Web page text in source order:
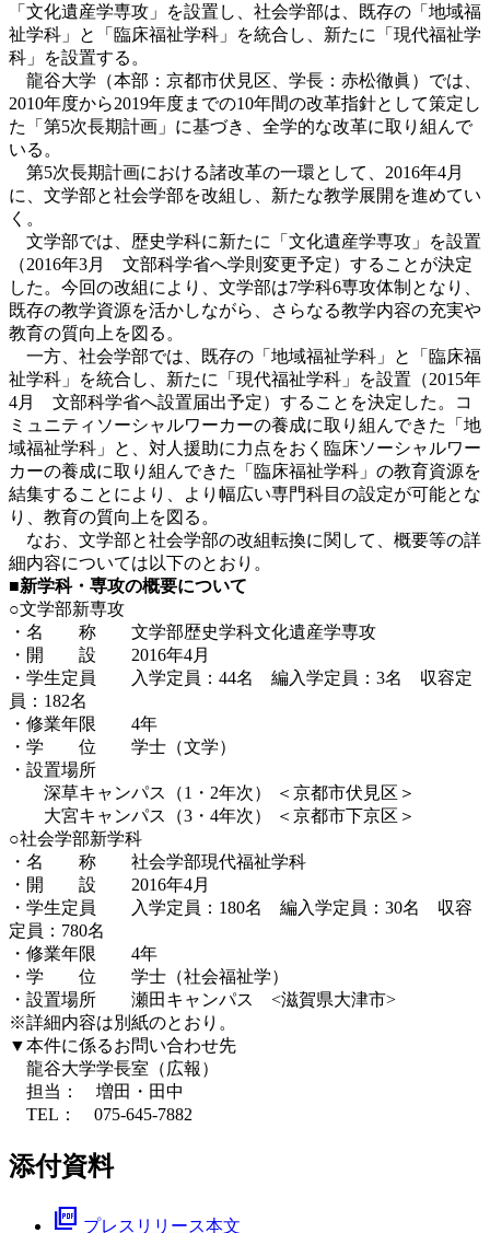
「文化遺産学専攻」を設置し、社会学部は、既存の「地域福
祉学科」と「臨床福祉学科」を統合し、新たに「現代福祉学
科」を設置する。
龍谷大学（本部：京都市伏見区、学長：赤松徹眞）では、
2010年度から2019年度までの10年間の改革指針として策定し
た「第5次長期計画」に基づき、全学的な改革に取り組んで
いる。
第5次長期計画における諸改革の一環として、2016年4月
に、文学部と社会学部を改組し、新たな教学展開を進めてい
く。
文学部では、歴史学科に新たに「文化遺産学専攻」を設置
（2016年3月 文部科学省へ学則変更予定）することが決定
した。今回の改組により、文学部は7学科6専攻体制となり、
既存の教学資源を活かしながら、さらなる教学内容の充実や
教育の質向上を図る。
一方、社会学部では、既存の「地域福祉学科」と「臨床福
祉学科」を統合し、新たに「現代福祉学科」を設置（2015年
4月 文部科学省へ設置届出予定）することを決定した。コ
ミュニティソーシャルワーカーの養成に取り組んできた「地
域福祉学科」と、対人援助に力点をおく臨床ソーシャルワー
カーの養成に取り組んできた「臨床福祉学科」の教育資源を
結集することにより、より幅広い専門科目の設定が可能とな
り、教育の質向上を図る。
なお、文学部と社会学部の改組転換に関して、概要等の詳
細内容については以下のとおり。
■新学科・専攻の概要について
○文学部新専攻
・名 称 文学部歴史学科文化遺産学専攻
・開 設 2016年4月
・学生定員 入学定員：44名 編入学定員：3名 収容定
員：182名
・修業年限 4年
・学 位 学士（文学）
・設置場所
深草キャンパス（1・2年次） ＜京都市伏見区＞
大宮キャンパス（3・4年次） ＜京都市下京区＞
○社会学部新学科
・名 称 社会学部現代福祉学科
・開 設 2016年4月
・学生定員 入学定員：180名 編入学定員：30名 収容
定員：780名
・修業年限 4年
・学 位 学士（社会福祉学）
・設置場所 瀬田キャンパス <滋賀県大津市>
※詳細内容は別紙のとおり。
▼本件に係るお問い合わせ先
龍谷大学学長室（広報）
担当： 増田・田中
TEL： 075-645-7882
添付資料
picture_as_pdf プレスリリース本文